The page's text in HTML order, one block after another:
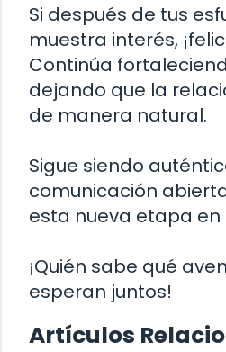
Si después de tus
muestra interés,
Continúa
dejando que la
de manera natural.
Sigue siendo
comunicación
esta nueva etapa en
¡Quién sabe qué
esperan juntos!
Artículos